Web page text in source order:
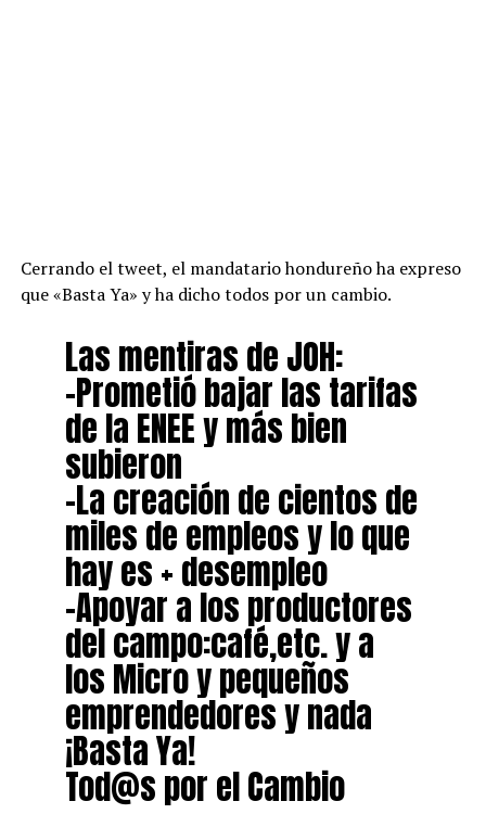
Cerrando el tweet, el mandatario hondureño ha expreso
que «Basta Ya» y ha dicho todos por un cambio.
Las mentiras de JOH:
-Prometió bajar las tarifas
de la ENEE y más bien
subieron
-La creación de cientos de
miles de empleos y lo que
hay es + desempleo
-Apoyar a los productores
del campo:café,etc. y a
los Micro y pequeños
emprendedores y nada
¡Basta Ya!
Tod@s por el Cambio